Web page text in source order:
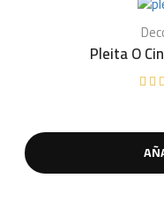
Pleita O